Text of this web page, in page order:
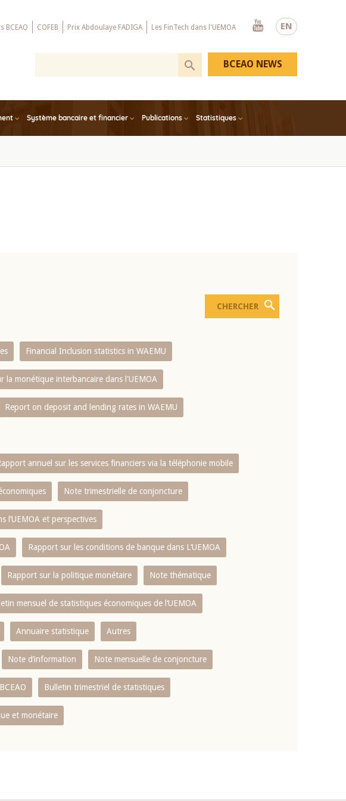
EN
BCEAO COFEB Prix Abdoulaye FADIGA Les FinTech dans l'UEMOA
Youtube
Système bancaire et financier Publications Statistiques
BCEAO NEWS
Financial Inclusion statistics in WAEMU
la monétique interbancaire dans l'UEMOA
Report on deposit and lending rates in WAEMU
annuel sur les services financiers via la téléphonie mobile
Note trimestrielle de conjoncture
l‘UEMOA et perspectives
Rapport sur les conditions de banque dans L‘UEMOA
Rapport sur la politique monétaire Note thématique
mensuel de statistiques économiques de l‘UEMOA
Annuaire statistique Autres
Note d’information Note mensuelle de conjoncture
Bulletin trimestriel de statistiques
et monétaire